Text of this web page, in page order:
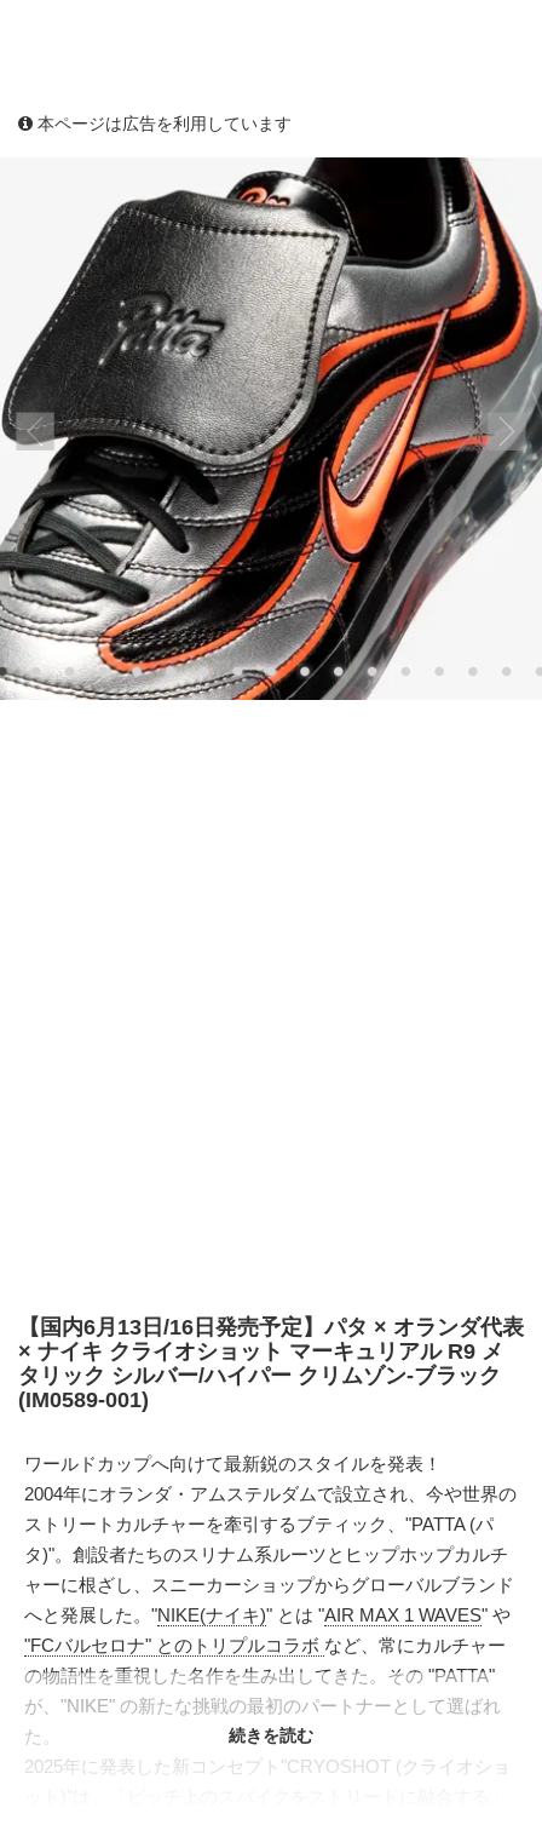
本ページは広告を利用しています
【国内6月13日/16日発売予定】パタ × オランダ代表
× ナイキ クライオショット マーキュリアル R9 メ
タリック シルバー/ハイパー クリムゾン-ブラック
(IM0589-001)
ワールドカップへ向けて最新鋭のスタイルを発表！
2004年にオランダ・アムステルダムで設立され、今や世界の
ストリートカルチャーを牽引するブティック、"PATTA (パ
タ)"。創設者たちのスリナム系ルーツとヒップホップカルチ
ャーに根ざし、スニーカーショップからグローバルブランド
へと発展した。"NIKE(ナイキ)" とは "AIR MAX 1 WAVES" や
"FCバルセロナ" とのトリプルコラボ など、常にカルチャー
の物語性を重視した名作を生み出してきた。その "PATTA"
が、"NIKE" の新たな挑戦の最初のパートナーとして選ばれ
た。
2025年に発表した新コンセプト"CRYOSHOT (クライオショ
続きを読む